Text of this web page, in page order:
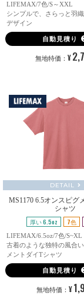
LIFEMAX/7色/S～XXL
シンプルで、さらっと羽
デザイン
自動見積り
無地特価：¥
DETAIL
MS1170 6.5オンスピグ
シャツ
厚い 6.5oz 7色
LIFEMAX/6.5oz/7色/S~XL
古着のような独特の風合
メントダイTシャツ
自動見積り
無地特価： ¥